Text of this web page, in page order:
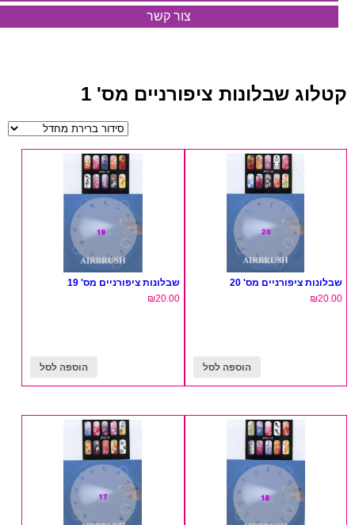
צור קשר
קטלוג שבלונות ציפורניים מס' 1
שבלונות ציפורניים מס' 20
₪20.00
הוספה לסל
שבלונות ציפורניים מס' 19
₪20.00
הוספה לסל